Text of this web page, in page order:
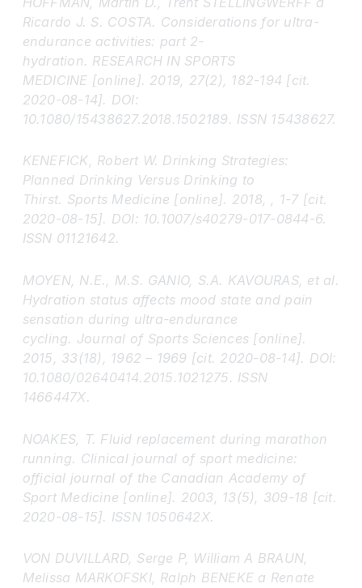
Ricardo J. S. COSTA. Considerations for ultra-
endurance activities: part 2-
hydration. RESEARCH IN SPORTS
MEDICINE [online]. 2019, 27(2), 182-194 [cit.
2020-08-14]. DOI:
10.1080/15438627.2018.1502189. ISSN 15438627.
KENEFICK, Robert W. Drinking Strategies:
Planned Drinking Versus Drinking to
Thirst. Sports Medicine [online]. 2018, , 1-7 [cit.
2020-08-15]. DOI: 10.1007/s40279-017-0844-6.
ISSN 01121642.
MOYEN, N.E., M.S. GANIO, S.A. KAVOURAS, et al.
Hydration status affects mood state and pain
sensation during ultra-endurance
cycling. Journal of Sports Sciences [online].
2015, 33(18), 1962 – 1969 [cit. 2020-08-14]. DOI:
10.1080/02640414.2015.1021275. ISSN
1466447X.
NOAKES, T. Fluid replacement during marathon
running. Clinical journal of sport medicine:
official journal of the Canadian Academy of
Sport Medicine [online]. 2003, 13(5), 309-18 [cit.
2020-08-15]. ISSN 1050642X.
VON DUVILLARD, Serge P, William A BRAUN,
Melissa MARKOFSKI, Ralph BENEKE a Renate